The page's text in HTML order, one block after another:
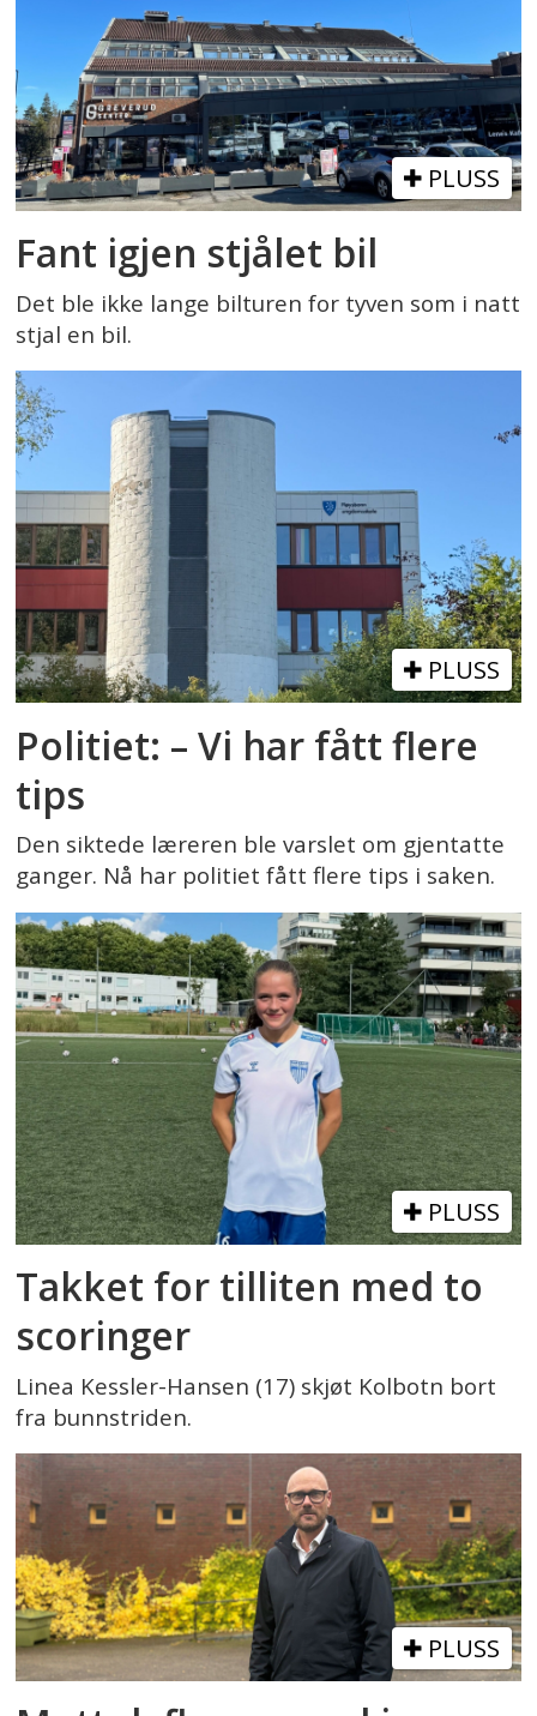
PLUSS
Fant igjen stjålet bil
Det ble ikke lange bilturen for tyven som i natt
stjal en bil.
PLUSS
Politiet: – Vi har fått flere
tips
Den siktede læreren ble varslet om gjentatte
ganger. Nå har politiet fått flere tips i saken.
PLUSS
Takket for tilliten med to
scoringer
Linea Kessler-Hansen (17) skjøt Kolbotn bort
fra bunnstriden.
PLUSS